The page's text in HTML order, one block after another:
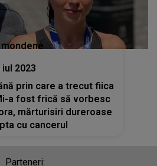
iul 2023
prin care a trecut fiica
a fost frică să vorbesc
mărturisiri dureroase
cu cancerul
Parteneri: